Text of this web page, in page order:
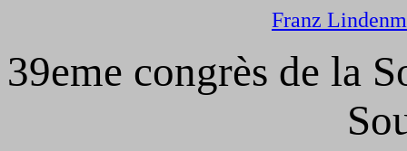
Franz
39eme congrès de la